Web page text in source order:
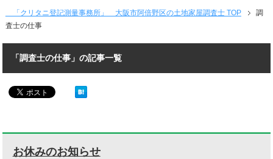
「クリタニ登記測量事務所」 大阪市阿倍野区の土地家屋調査士 TOP
調
査士の仕事
「調査士の仕事」の記事一覧
お休みのお知らせ